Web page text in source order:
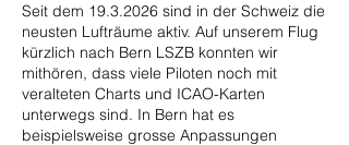
Seit dem 19.3.2026 sind in der Schweiz die
neusten Lufträume aktiv. Auf unserem Flug
kürzlich nach Bern LSZB konnten wir
mithören, dass viele Piloten noch mit
veralteten Charts und ICAO-Karten
unterwegs sind. In Bern hat es
beispielsweise grosse Anpassungen